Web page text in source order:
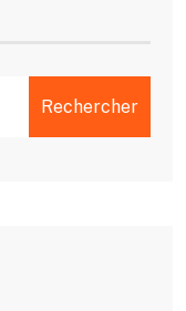
Rechercher